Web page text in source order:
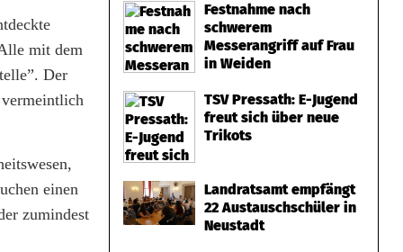
mit dem
Der
einen
zumindest
Festnahme nach
schwerem
Messerangriff auf Frau
in Weiden
TSV Pressath: E-Jugend
freut sich über neue
Trikots
Landratsamt empfängt
22 Austauschschüler in
Neustadt